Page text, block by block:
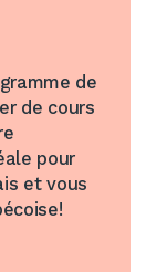
de
de cours
pour
et vous
!